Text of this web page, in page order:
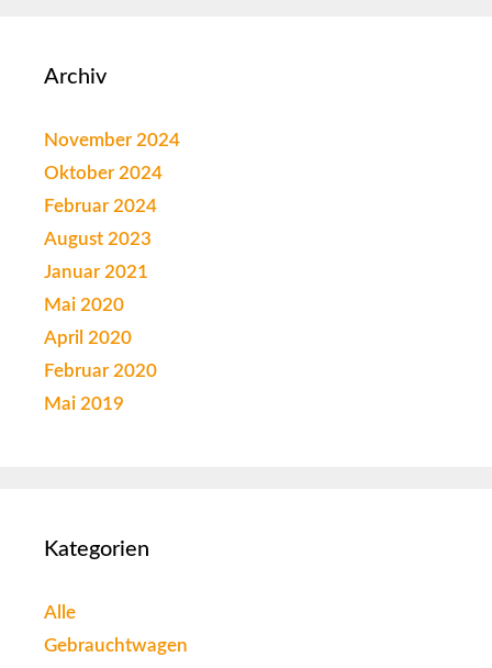
Archiv
November 2024
Oktober 2024
Februar 2024
August 2023
Januar 2021
Mai 2020
April 2020
Februar 2020
Mai 2019
Kategorien
Alle
Gebrauchtwagen